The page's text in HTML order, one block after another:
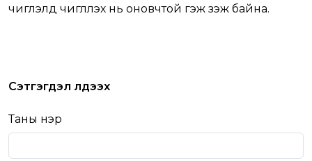
чиглэлд чиглүүлэх нь оновчтой гэж үзэж байна.
Сэтгэгдэл үлдээх
Таны нэр